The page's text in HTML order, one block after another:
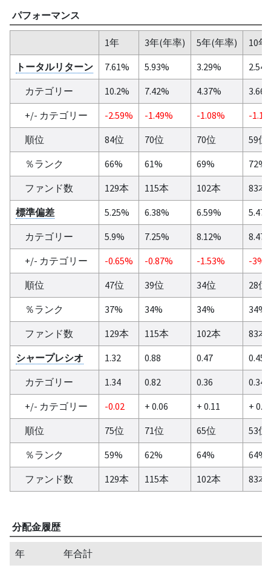
パフォーマンス
1年 3年(年率) 5年(年率)
10
トータルリターン
7.61% 5.93% 3.29%
カテゴリー
10.2% 7.42% 4.37%
+/- カテゴリー
-2.59% -1.49% -1.08%
-
順位
84位 70位 70位
59位
％ランク
66% 61% 69%
72%
ファンド数
129本 115本 102本
83本
標準偏差
5.25% 6.38% 6.59%
カテゴリー
5.9% 7.25% 8.12%
+/- カテゴリー
-0.65% -0.87% -1.53%
-3%
順位
47位 39位 34位
28位
％ランク
37% 34% 34%
34%
ファンド数
129本 115本 102本
83本
シャープレシオ
1.32 0.88 0.47
0.45
カテゴリー
1.34 0.82 0.36
0.34
+/- カテゴリー
-0.02 + 0.06 + 0.11
+
順位
75位 71位 65位
53位
％ランク
59% 62% 64%
64%
ファンド数
129本 115本 102本 83本
分配金履歴
年
年合計